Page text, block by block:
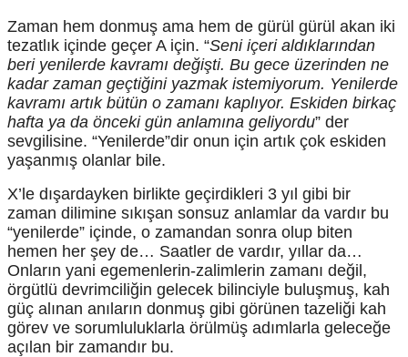
Zaman hem donmuş ama hem de gürül gürül akan iki
tezatlık içinde geçer A için. “Seni içeri aldıklarından
beri yenilerde kavramı değişti. Bu gece üzerinden ne
kadar zaman geçtiğini yazmak istemiyorum. Yenilerde
kavramı artık bütün o zamanı kaplıyor. Eskiden birkaç
hafta ya da önceki gün anlamına geliyordu” der
sevgilisine. “Yenilerde”dir onun için artık çok eskiden
yaşanmış olanlar bile.
X’le dışardayken birlikte geçirdikleri 3 yıl gibi bir
zaman dilimine sıkışan sonsuz anlamlar da vardır bu
“yenilerde” içinde, o zamandan sonra olup biten
hemen her şey de… Saatler de vardır, yıllar da…
Onların yani egemenlerin-zalimlerin zamanı değil,
örgütlü devrimciliğin gelecek bilinciyle buluşmuş, kah
güç alınan anıların donmuş gibi görünen tazeliği kah
görev ve sorumluluklarla örülmüş adımlarla geleceğe
açılan bir zamandır bu.